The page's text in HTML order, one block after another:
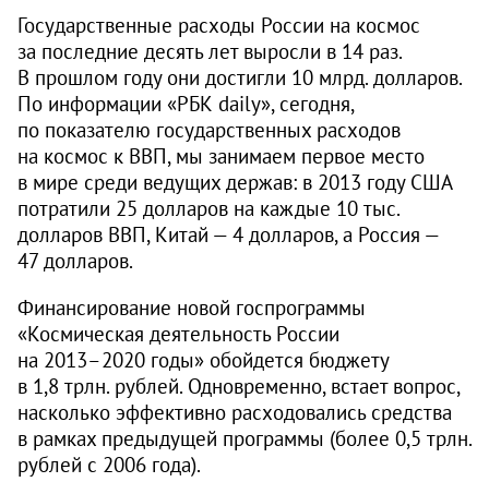
Государственные расходы России на космос
за последние десять лет выросли в 14 раз.
В прошлом году они достигли 10 млрд. долларов.
По информации «РБК daily», сегодня,
по показателю государственных расходов
на космос к ВВП, мы занимаем первое место
в мире среди ведущих держав: в 2013 году США
потратили 25 долларов на каждые 10 тыс.
долларов ВВП, Китай — 4 долларов, а Россия —
47 долларов.
Финансирование новой госпрограммы
«Космическая деятельность России
на 2013–2020 годы» обойдется бюджету
в 1,8 трлн. рублей. Одновременно, встает вопрос,
насколько эффективно расходовались средства
в рамках предыдущей программы (более 0,5 трлн.
рублей с 2006 года).